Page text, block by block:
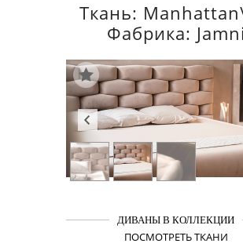
Ткань:
Фабрика: Jamni
ДИВАНЫ В КОЛЛЕКЦИИ
ПОСМОТРЕТЬ ТКАНИ